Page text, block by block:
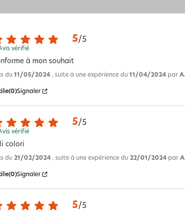
5/5
vérifié
à mon souhait
du11/05/2024 , suite à une expérience du11/04/2024 par
(0)Signaler
5/5
vérifié
colori
du21/02/2024 , suite à une expérience du22/01/2024 par
(0)Signaler
5/5